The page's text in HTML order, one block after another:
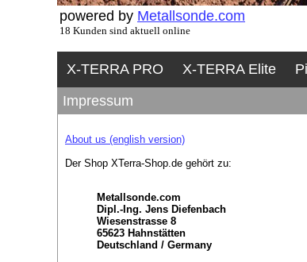
powered by Metallsonde.com
18 Kunden sind aktuell online
X-TERRA PRO X-TERRA Elite
Impressum
About us (english version)
Der Shop XTerra-Shop.de gehört zu:
Metallsonde.com
Dipl.-Ing. Jens Diefenbach
Wiesenstrasse 8
65623 Hahnstätten
Deutschland / Germany